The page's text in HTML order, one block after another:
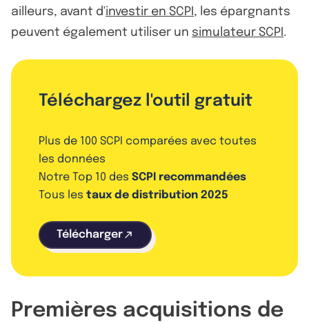
ailleurs, avant d'investir en SCPI , les épargnants
peuvent également utiliser un simulateur SCPI .
Téléchargez l'outil gratuit
Plus de 100 SCPI comparées avec toutes
les données
Notre Top 10 des SCPI recommandées
Tous les taux de distribution 2025
Télécharger
Premières acquisitions de